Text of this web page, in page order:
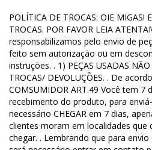
POLÍTICA DE TROCAS: OIE MIGAS!
TROCAS. POR FAVOR LEIA
responsabilizamos pelo envio de
feito sem autorização ou em
instruções. . 1) PEÇAS USADAS NÃO
TROCAS/ DEVOLUÇÕES. . De
COMSUMIDOR ART.49 Você tem 7
recebimento do produto, para
necessário CHEGAR em 7 dias,
clientes moram em localidades que
chegar. . Lembrando que para